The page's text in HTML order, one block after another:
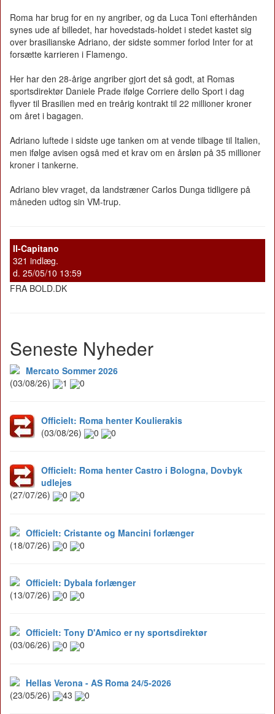
Roma har brug for en ny angriber, og da Luca Toni efterhånden
synes ude af billedet, har hovedstads-holdet i stedet kastet sig
over brasilianske Adriano, der sidste sommer forlod Inter for at
forsætte karrieren i Flamengo.
Her har den 28-årige angriber gjort det så godt, at Romas
sportsdirektør Daniele Prade ifølge Corriere dello Sport i dag
flyver til Brasilien med en treårig kontrakt til 22 millioner kroner
om året i bagagen.
Adriano luftede i sidste uge tanken om at vende tilbage til Italien,
men ifølge avisen også med et krav om en årsløn på 35 millioner
kroner i tankerne.
Adriano blev vraget, da landstræner Carlos Dunga tidligere på
måneden udtog sin VM-trup.
II-Capitano
321 indlæg.
d. 25/05/10 13:59
FRA BOLD.DK
Seneste Nyheder
Mercato Sommer 2026
(03/08/26)
1 0
Officielt: Roma henter Koulierakis
(03/08/26)
0 0
Officielt: Roma henter Castro i Bologna, Dovbyk
udlejes
(27/07/26)
0 0
Officielt: Cristante og Mancini forlænger
(18/07/26)
0 0
Officielt: Dybala forlænger
(13/07/26)
0 0
Officielt: Tony D'Amico er ny sportsdirektør
(03/06/26)
0 0
Hellas Verona - AS Roma 24/5-2026
(23/05/26)
43 0